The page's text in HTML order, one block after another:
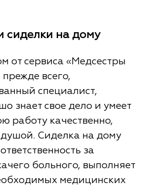
сиделки на дому
от сервиса «Медсестры
всего,
специалист,
знает свое дело и умеет
работу качественно,
душой. Сиделка на дому
за
больного, выполняет
медицинских